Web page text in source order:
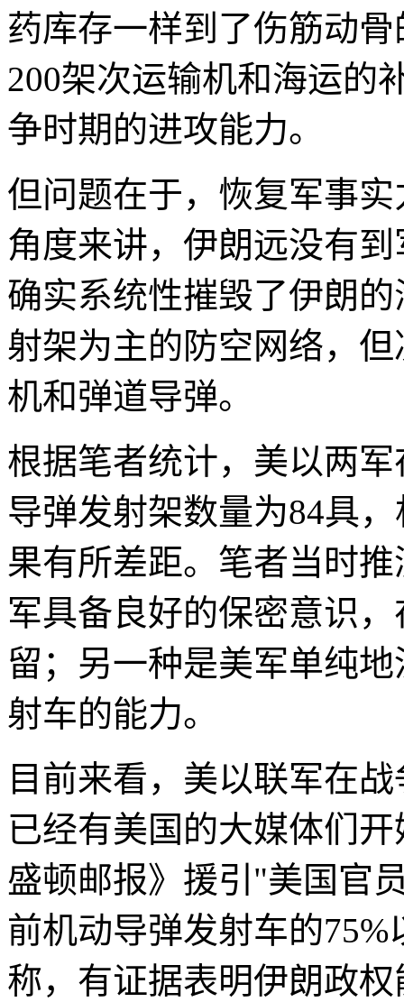
药库存一样到了伤筋动
200架次运输机和海运的
争时期的进攻能力。
但问题在于，恢复军事
角度来讲，伊朗远没有
确实系统性摧毁了伊朗
射架为主的防空网络，
机和弹道导弹。
根据笔者统计，美以两
导弹发射架数量为84具
果有所差距。笔者当时
军具备良好的保密意识
留；另一种是美军单纯
射车的能力。
目前来看，美以联军在
已经有美国的大媒体们
盛顿邮报》援引"美国官
前机动导弹发射车的
称，有证据表明伊朗政